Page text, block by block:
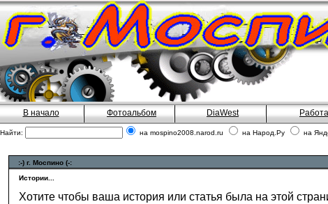
В начало Фотоальбом DiaWest Работа
Найти: на mospino2008.narod.ru на Народ.Ру на
:-) г. Моспино (-:
Истории...
Хотите чтобы ваша история или статья была на этой